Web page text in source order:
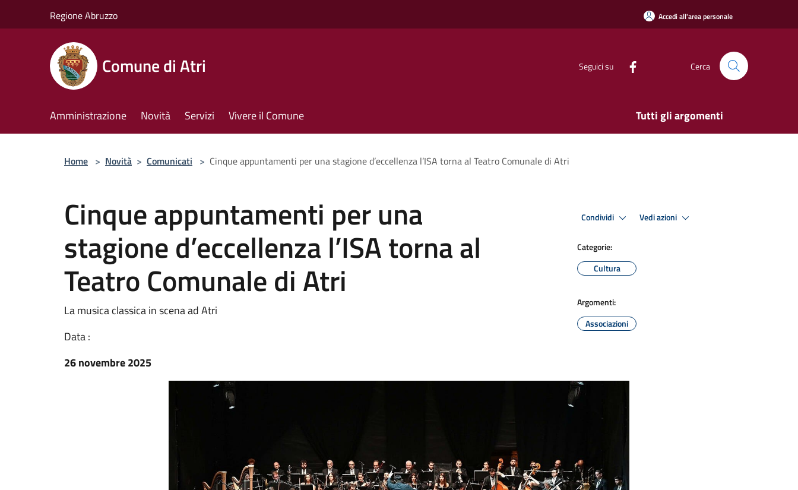
Regione Abruzzo Accedi all'area personale
Comune di Atri Seguici su Cerca
Amministrazione Novità Servizi Vivere il Comune Tutti gli argomenti
Home > Novità > Comunicati > Cinque appuntamenti per una stagione d’eccellenza l’ISA torna al Teatro Comunale di Atri
Cinque appuntamenti per una
stagione d’eccellenza l’ISA torna al
Teatro Comunale di Atri
La musica classica in scena ad Atri
Data :
26 novembre 2025
Condividi Vedi azioni
Categorie:
Cultura
Argomenti:
Associazioni